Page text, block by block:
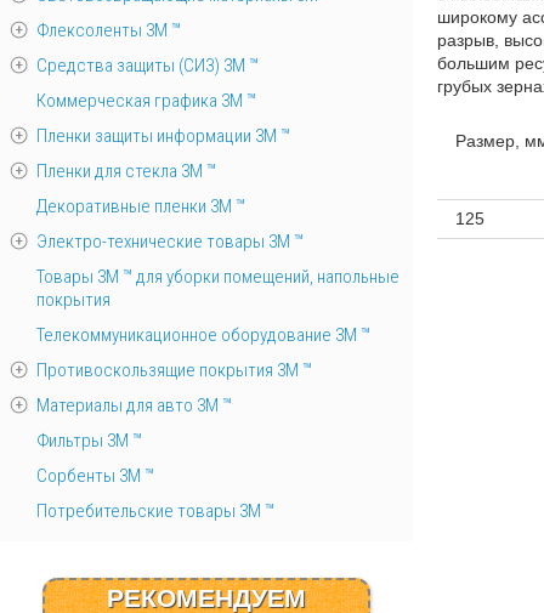
широкому
разрыв,
большим
грубых
Размер,
125
Флексоленты 3М ™
Средства защиты (СИЗ) 3M ™
Коммерческая графика 3М ™
Пленки защиты информации 3М ™
Пленки для стекла 3М ™
Декоративные пленки 3М ™
Электро-технические товары 3М ™
Товары 3М ™ для уборки помещений, напольные
покрытия
Телекоммуникационное оборудование 3М ™
Противоскользящие покрытия 3М ™
Материалы для авто 3М ™
Фильтры 3М ™
Сорбенты 3М ™
Потребительские товары 3М ™
РЕКОМЕНДУЕМ